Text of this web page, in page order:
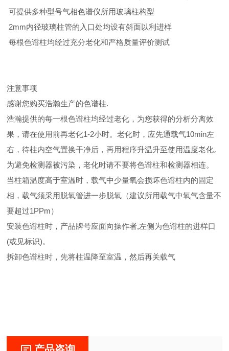
可提供多种型号气相色谱仪所用玻璃柱构型
2mm内径玻璃柱管的入口处均设有斜面以利进样
每根色谱柱均经过充分老化和严格质量评价测试
注意事项
感谢您购买浩瀚生产的色谱柱.
浩瀚提供的每一根色谱柱均经过老化，为您获得的分析分离效
果，请在使用前再老化1-2小时。老化时，应先通载气10min左
右，待柱内空气置换干净后，再用程序升温升至使用温度老化。
为避免检测器被污染，老化时请不要将色谱柱和检测器相连。
当柱箱温度高于室温时，载气中少量氧会损坏色谱柱内的固定
相，载气须采用脱氧管进一步脱氧（建议所用载气中氧气含量不
要超过1PPm）
安装色谱柱时，产品牌号应面向操作者,左侧为色谱柱的进样口
(或见标识)。
拆卸色谱柱时，先将柱温降至室温，然后再关载气